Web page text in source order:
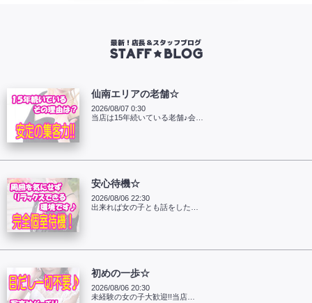
最新！店長＆スタッフブログ
仙南エリアの老舗☆
2026/08/07 0:30
当店は15年続いている老舗♪会…
安心待機☆
2026/08/06 22:30
出来れば女の子とも話をした…
初めの一歩☆
2026/08/06 20:30
未経験の女の子大歓迎!!当店…